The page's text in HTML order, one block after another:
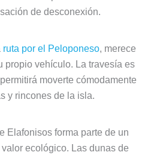
de desconexión.
ruta por el Peloponeso, merece
propio vehículo. La travesía es
moverte cómodamente
y rincones de la isla.
Elafonisos forma parte de un
ecológico. Las dunas de